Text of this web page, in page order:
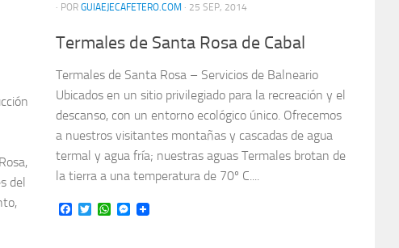
del
· POR GUIAEJECAFETERO.COM · 25 SEP, 2014
Termales de Santa Rosa de Cabal
Termales de Santa Rosa – Servicios de Balneario
Ubicados en un sitio privilegiado para la recreación y el
descanso, con un entorno ecológico único. Ofrecemos
a nuestros visitantes montañas y cascadas de agua
termal y agua fría; nuestras aguas Termales brotan de
la tierra a una temperatura de 70º C....
Facebook
TwitterWhatsApp
Messenger